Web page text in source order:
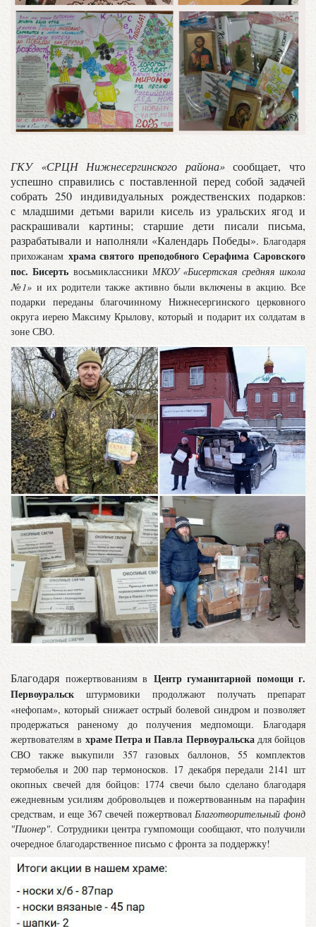
ГКУ «СРЦН Нижнесергинского района»сообщает, что
успешно справились с поставленной перед собой задачей
собрать 250 индивидуальных рождественских подарков:
с младшими детьми варили кисель из уральских ягод и
раскрашивали картины; старшие дети писали письма,
разрабатывали и наполняли «Календарь Победы». Благодаря
прихожанам храма святого преподобного Серафима Саровского
пос. Бисерть восьмиклассники МКОУ «Бисертская средняя школа
№1» и их родители также активно были включены в акцию. Все
подарки переданы благочинному Нижнесергинского церковного
округа иерею Максиму Крылову, который и подарит их солдатам в
зоне СВО.
Благодаря пожертвованиям в Центр гуманитарной помощи г.
Первоуральск штурмовики продолжают получать препарат
«нефопам», который снижает острый болевой синдром и позволяет
продержаться раненому до получения медпомощи. Благодаря
жертвователям в храме Петра и Павла Первоуральскадля бойцов
СВО также выкупили 357 газовых баллонов, 55 комплектов
термобелья и 200 пар термоносков. 17 декабря передали 2141 шт
окопных свечей для бойцов: 1774 свечи было сделано благодаря
ежедневным усилиям добровольцев и пожертвованным на парафин
средствам, и еще 367 свечей пожертвовалБлаготворительный фонд
"Пионер". Сотрудники центра гумпомощи сообщают, что получили
очередное благодарственное письмо с фронта за поддержку!